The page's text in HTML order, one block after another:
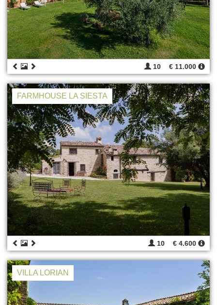
10 € 11.000
FARMHOUSE LA SIESTA
10 € 4.600
VILLA LORIAN